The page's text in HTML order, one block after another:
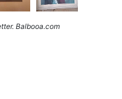
Balbooa.com